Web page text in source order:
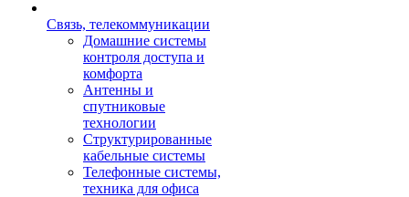
Связь, телекоммуникации
Домашние системы
контроля доступа и
комфорта
Антенны и
спутниковые
технологии
Структурированные
кабельные системы
Телефонные системы,
техника для офиса